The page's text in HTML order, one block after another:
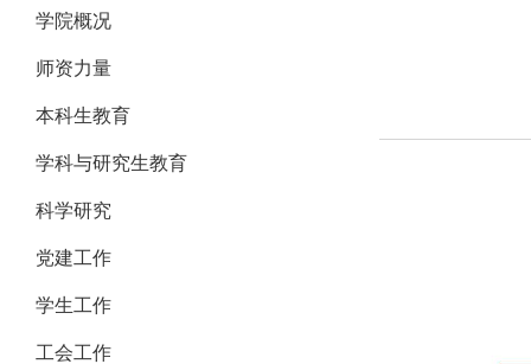
学院概况
师资力量
本科生教育
学科与研究生教育
科学研究
党建工作
学生工作
工会工作